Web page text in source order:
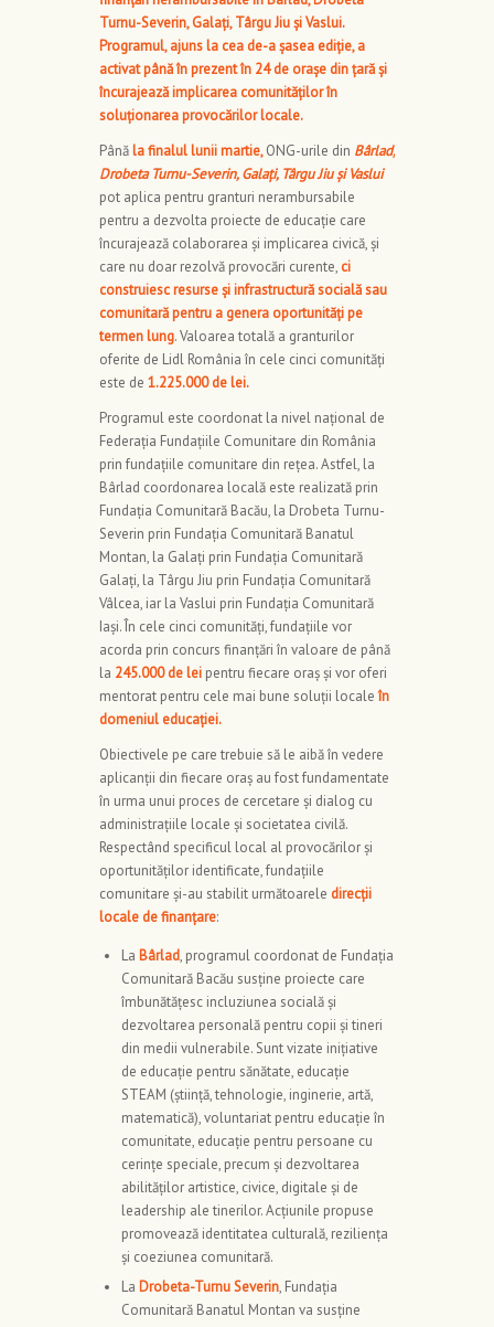
Turnu-Severin, Galați, Târgu Jiu și Vaslui.
Programul, ajuns la cea de-a șasea ediție, a
activat până în prezent în 24 de orașe din țară și
încurajează implicarea comunităților în
soluționarea provocărilor locale.
Pânăla finalul lunii martie,ONG-urile din Bârlad,
Drobeta Turnu-Severin, Galați, Târgu Jiu și Vaslui
pot aplica pentru granturi nerambursabile
pentru a dezvolta proiecte de educație care
încurajează colaborarea și implicarea civică, și
care nu doar rezolvă provocări curente, ci
construiesc resurse și infrastructură socială sau
comunitară pentru a genera oportunități pe
termen lung. Valoarea totală a granturilor
oferite de Lidl România în cele cinci comunități
este de 1.225.000 de lei.
Programul este coordonat la nivel național de
Federația Fundațiile Comunitare din România
prin fundațiile comunitare din rețea. Astfel, la
Bârlad coordonarea locală este realizată prin
Fundația Comunitară Bacău, la Drobeta Turnu-
Severin prin Fundația Comunitară Banatul
Montan, la Galați prin Fundația Comunitară
Galați, la Târgu Jiu prin Fundația Comunitară
Vâlcea, iar la Vaslui prin Fundația Comunitară
Iași. În cele cinci comunități, fundațiile vor
acorda prin concurs finanțări în valoare de până
la 245.000 de lei pentru fiecare oraș și vor oferi
mentorat pentru cele mai bune soluții localeîn
domeniul educației.
Obiectivele pe care trebuie să le aibă în vedere
aplicanții din fiecare oraș au fost fundamentate
în urma unui proces de cercetare și dialog cu
administrațiile locale și societatea civilă.
Respectând specificul local al provocărilor și
oportunităților identificate, fundațiile
comunitare și-au stabilit următoarele direcții
locale de finanțare:
La Bârlad, programul coordonat de Fundația
Comunitară Bacău susține proiecte care
îmbunătățesc incluziunea socială și
dezvoltarea personală pentru copii și tineri
din medii vulnerabile. Sunt vizate inițiative
de educație pentru sănătate, educație
STEAM (știință, tehnologie, inginerie, artă,
matematică), voluntariat pentru educație în
comunitate, educație pentru persoane cu
cerințe speciale, precum și dezvoltarea
abilităților artistice, civice, digitale și de
leadership ale tinerilor. Acțiunile propuse
promovează identitatea culturală, reziliența
și coeziunea comunitară.
La Drobeta-Turnu Severin, Fundația
Comunitară Banatul Montan va susține